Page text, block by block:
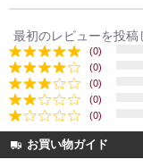
最初のレビューを投稿
(0)
(0)
(0)
(0)
(0)
お買い物ガイド